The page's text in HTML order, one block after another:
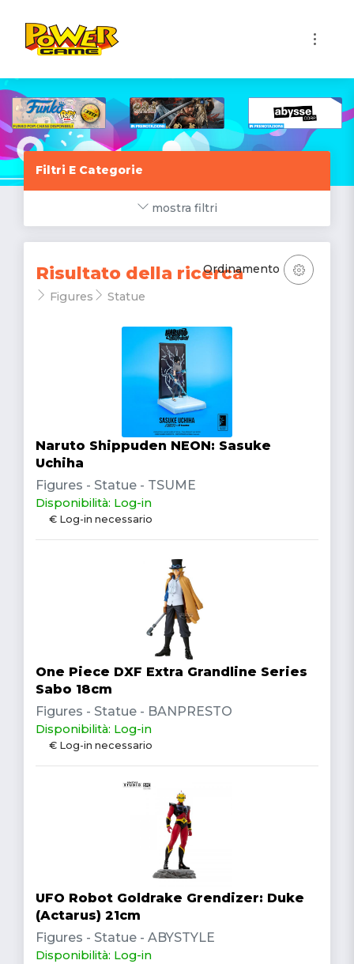
Filtri E Categorie
mostra filtri
Risultato della ricerca
Figures Statue
Ordinamento
Naruto Shippuden NEON: Sasuke
Uchiha
Figures - Statue - TSUME
Disponibilità: Log-in
€ Log-in necessario
One Piece DXF Extra Grandline Series
Sabo 18cm
Figures - Statue - BANPRESTO
Disponibilità: Log-in
€ Log-in necessario
UFO Robot Goldrake Grendizer: Duke
(Actarus) 21cm
Figures - Statue - ABYSTYLE
Disponibilità: Log-in